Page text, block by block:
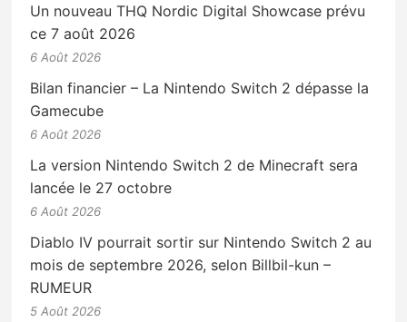
Un nouveau THQ Nordic Digital Showcase prévu
ce 7 août 2026
6 Août 2026
Bilan financier – La Nintendo Switch 2 dépasse la
Gamecube
6 Août 2026
La version Nintendo Switch 2 de Minecraft sera
lancée le 27 octobre
6 Août 2026
Diablo IV pourrait sortir sur Nintendo Switch 2 au
mois de septembre 2026, selon Billbil-kun –
RUMEUR
5 Août 2026